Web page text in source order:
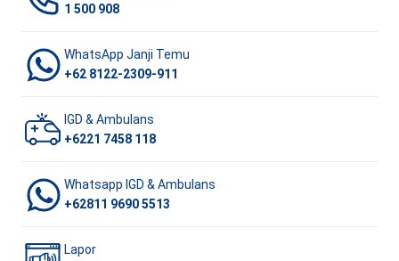
1 500 908
WhatsApp Janji Temu
+62 8122-2309-911
IGD & Ambulans
+6221 7458 118
Whatsapp IGD & Ambulans
+62811 9690 5513
Lapor